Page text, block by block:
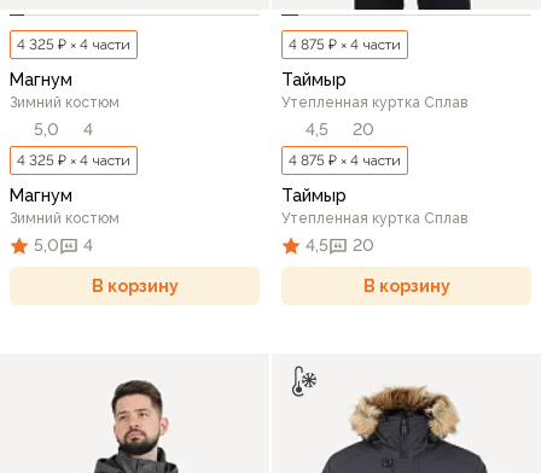
4 325 ₽ × 4 части
Магнум
Зимний костюм
5,0 4
4 325 ₽ × 4 части
Магнум
Зимний костюм
5,0 4
В корзину
4 875 ₽ × 4 части
Таймыр
Утепленная куртка Сплав
4,5 20
4 875 ₽ × 4 части
Таймыр
Утепленная куртка Сплав
4,5 20
В корзину